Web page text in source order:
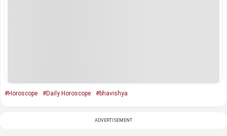
#Horoscope #Daily Horoscope #bhavishya
ADVERTISEMENT